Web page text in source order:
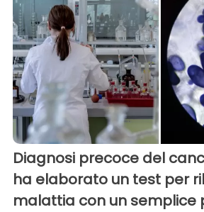
Diagnosi precoce del
ha elaborato un test per
malattia con un semplice